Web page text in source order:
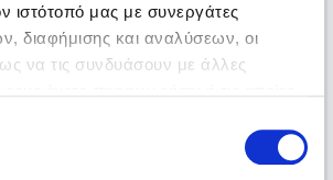
ιστότοπό μας με συνεργάτες
διαφήμισης και αναλύσεων, οι
να τις συνδυάσουν με άλλες